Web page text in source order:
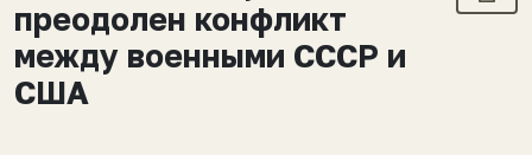
преодолен конфликт
между военными СССР и
США